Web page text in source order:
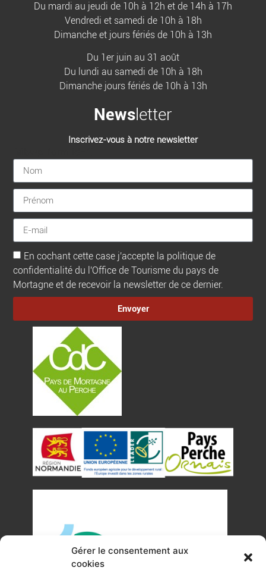
Gérer le consentement aux
cookies
Du mardi au jeudi de 10h à 12h et de 14h à 17h
Vendredi et samedi de 10h à 18h
Dimanche et jours fériés de 10h à 13h
Du 1er juin au 31 août
Du lundi au samedi de 10h à 18h
Dimanche jours fériés de 10h à 13h
Newsletter
Inscrivez-vous à notre newsletter
En cochant cette case j'accepte la politique de
confidentialité du l'Office de Tourisme du pays de
Mortagne et de recevoir la newsletter de ce dernier.
Envoyer